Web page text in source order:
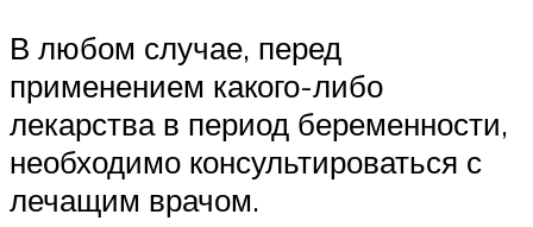
В любом случае, перед
применением какого-либо
лекарства в период беременности,
необходимо консультироваться с
лечащим врачом.